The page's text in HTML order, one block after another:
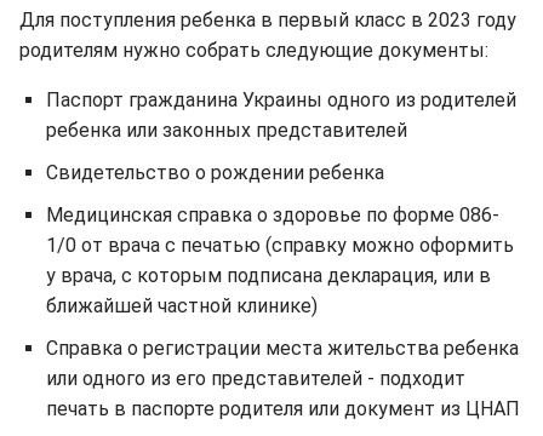
Для поступления ребенка в первый класс в 2023 году
родителям нужно собрать следующие документы:
Паспорт гражданина Украины одного из родителей
ребенка или законных представителей
Свидетельство о рождении ребенка
Медицинская справка о здоровье по форме 086-
1/0 от врача с печатью (справку можно оформить
у врача, с которым подписана декларация, или в
ближайшей частной клинике)
Справка о регистрации места жительства ребенка
или одного из его представителей - подходит
печать в паспорте родителя или документ из ЦНАП